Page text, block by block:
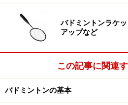
前半の「○U」部分がラケットの
が大きくなるほど軽いラケット
2U：約90-95g
バドミントンラケ
アップなど
この記事に関連
バドミントンの基本